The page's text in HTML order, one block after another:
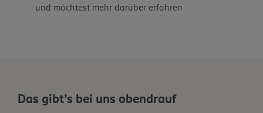
und möchtest mehr darüber erfahren
Das gibt’s bei uns obendrauf